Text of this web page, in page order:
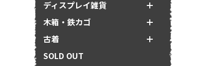
ディスプレイ雑貨
木箱・鉄カゴ
古着
SOLD OUT